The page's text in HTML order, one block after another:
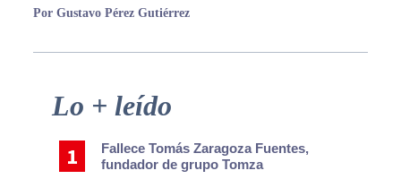
Por Gustavo Pérez Gutiérrez
Primary
Lo + leído
Fallece Tomás Zaragoza Fuentes,
fundador de grupo Tomza